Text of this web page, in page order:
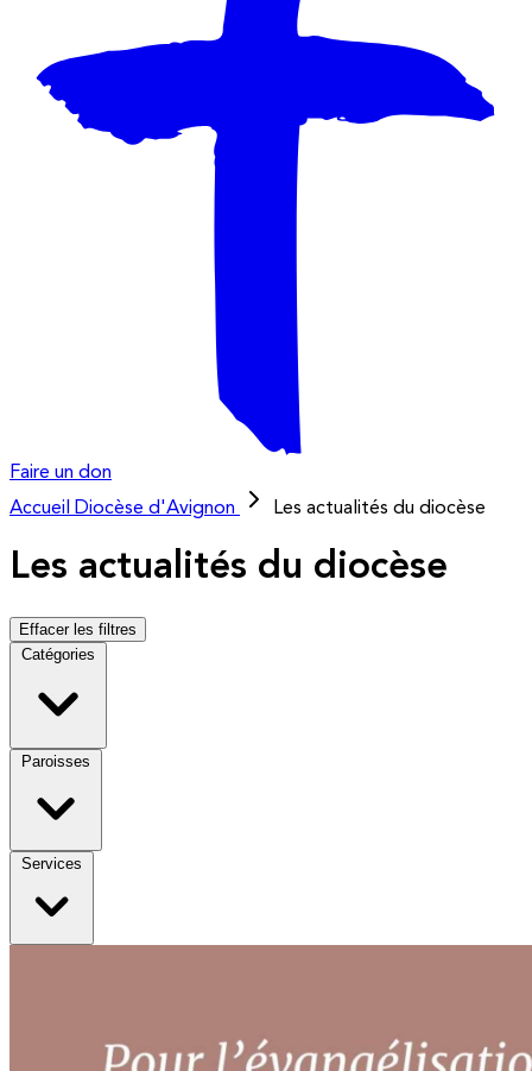
Faire un don
Accueil
Diocèse d'Avignon Les actualités du diocèse
Les actualités du diocèse
Effacer les filtres
Catégories
Paroisses
Services